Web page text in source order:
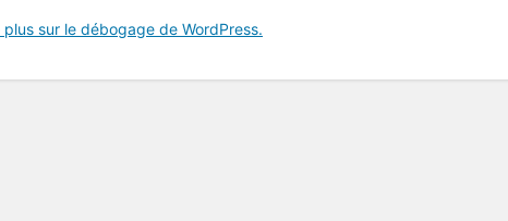
sur le débogage de WordPress.